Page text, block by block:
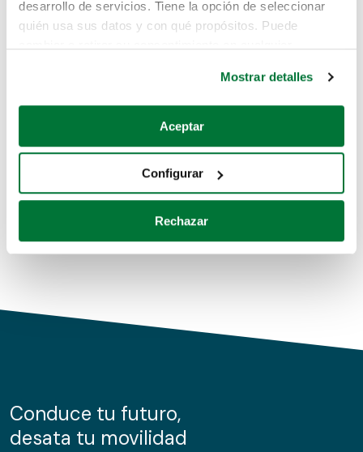
desarrollo de servicios. Tiene la opción de seleccionar
quién usa sus datos y con qué propósitos. Puede
Si lo permite, también quisiéramos:
Recopilar información sobre su ubicación geográfica
Identificar su dispositivo analizándolo activamente
para buscar características específicas (huellas
Obtenga más información sobre cómo se procesan sus
de cookies.
información sobre el uso que haga del sitio web con
nuestros partners de redes sociales, publicidad y análisis
Mostrar detalles
Aceptar
Configurar
Rechazar
Pero puedes encontrar el coche que estás
buscando en alguno de estos enlaces:
Coches de segunda mano
Coches de km0
Conduce tu futuro,
desata tu movilidad